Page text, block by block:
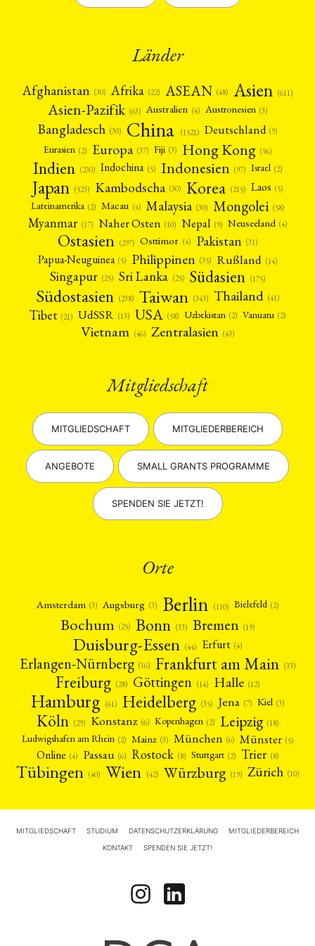
Länder
Afghanistan (30) Afrika (22) ASEAN (48) Asien (611)
Asien-Pazifik (63) Australien (4) Austronesien (3)
Bangladesch (30) China (1521) Deutschland (9)
Eurasien (2) Europa (37) Fiji (3) Hong Kong (96)
Indien (230) Indochina (5) Indonesien (97) Israel (2)
Japan (523) Kambodscha (30) Korea (215) Laos (5)
Lateinamerika (2) Macau (4) Malaysia (30) Mongolei (58)
Myanmar (17) Naher Osten (10) Nepal (9) Neuseeland (4)
Ostasien (297) Osttimor (4) Pakistan (31)
Papua-Neuguinea (5) Philippinen (35) Rußland (14)
Singapur (25) Sri Lanka (25) Südasien (175)
Südostasien (238) Taiwan (343) Thailand (41)
Tibet (21) UdSSR (13) USA (58) Uzbekistan (2) Vanuatu (2)
Vietnam (46) Zentralasien (43)
Mitgliedschaft
MITGLIEDSCHAFT MITGLIEDERBEREICH
ANGEBOTE SMALL GRANTS PROGRAMME
SPENDEN SIE JETZT!
Orte
Amsterdam (3) Augsburg (3) Berlin (110) Bielefeld (2)
Bochum (25) Bonn (33) Bremen (19)
Duisburg-Essen (44) Erfurt (4)
Erlangen-Nürnberg (16) Frankfurt am Main (33)
Freiburg (28) Göttingen (14) Halle (12)
Hamburg (61) Heidelberg (35) Jena (7) Kiel (3)
Köln (29) Konstanz (6) Kopenhagen (2) Leipzig (18)
Ludwigshafen am Rhein (2) Mainz (3) München (6) Münster (5)
Online (4) Passau (6) Rostock (8) Stuttgart (2) Trier (8)
Tübingen (40) Wien (42) Würzburg (19) Zürich (10)
MITGLIEDSCHAFT STUDIUM DATENSCHUTZERKLÄRUNG MITGLIEDERBEREICH
KONTAKT SPENDEN SIE JETZT!